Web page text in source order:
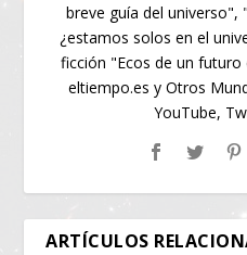
breve guía del universo",
¿estamos solos en el
ficción "Ecos de un
eltiempo.es y Otros
YouTube,
ARTÍCULOS